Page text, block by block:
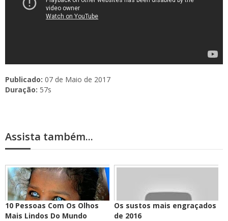
Publicado: 07 de Maio de 2017
Duração: 57s
Assista também...
10 Pessoas Com Os Olhos
Mais Lindos Do Mundo
Os sustos mais engraçados
de 2016